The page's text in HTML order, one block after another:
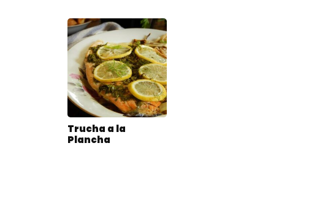
Trucha a la
Plancha